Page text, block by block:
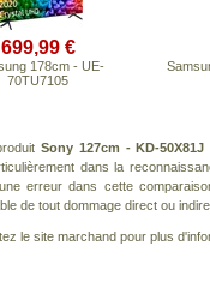
699,99 €
178cm - UE-
70TU7105
Sony 127cm - KD-50X81J
dans la
erreur dans cette
de tout dommage direct ou
le site marchand pour plus